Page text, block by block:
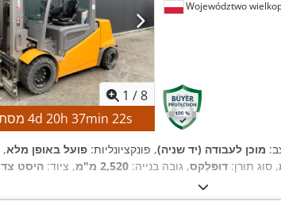
1 /8
4d 20h 37min 21s
Województwo
מוכן לעבודה (יד שניה), פונקציונליות: פועל באופן מלא
, סוג תורן: דוּפּלֶקס, גובה בנייה: 2,520 מ"מ , ציוד: היסט צד